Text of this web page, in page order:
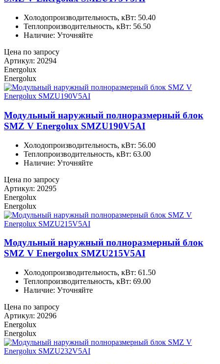
Холодопроизводительность, кВт: 50.40
Теплопроизводительность, кВт: 56.50
Наличие: Уточняйте
Цена по запросу
Артикул: 20294
Energolux
Energolux
Модульный наружный полноразмерный блок
SMZ V Energolux SMZU190V5AI
Холодопроизводительность, кВт: 56.00
Теплопроизводительность, кВт: 63.00
Наличие: Уточняйте
Цена по запросу
Артикул: 20295
Energolux
Energolux
Модульный наружный полноразмерный блок
SMZ V Energolux SMZU215V5AI
Холодопроизводительность, кВт: 61.50
Теплопроизводительность, кВт: 69.00
Наличие: Уточняйте
Цена по запросу
Артикул: 20296
Energolux
Energolux